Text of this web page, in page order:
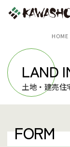
HOME
LAND
土地・建売住
FORM